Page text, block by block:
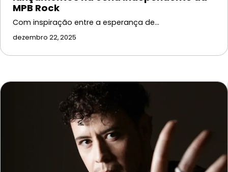
MPB Rock
Com inspiração entre a esperança de…
dezembro 22, 2025